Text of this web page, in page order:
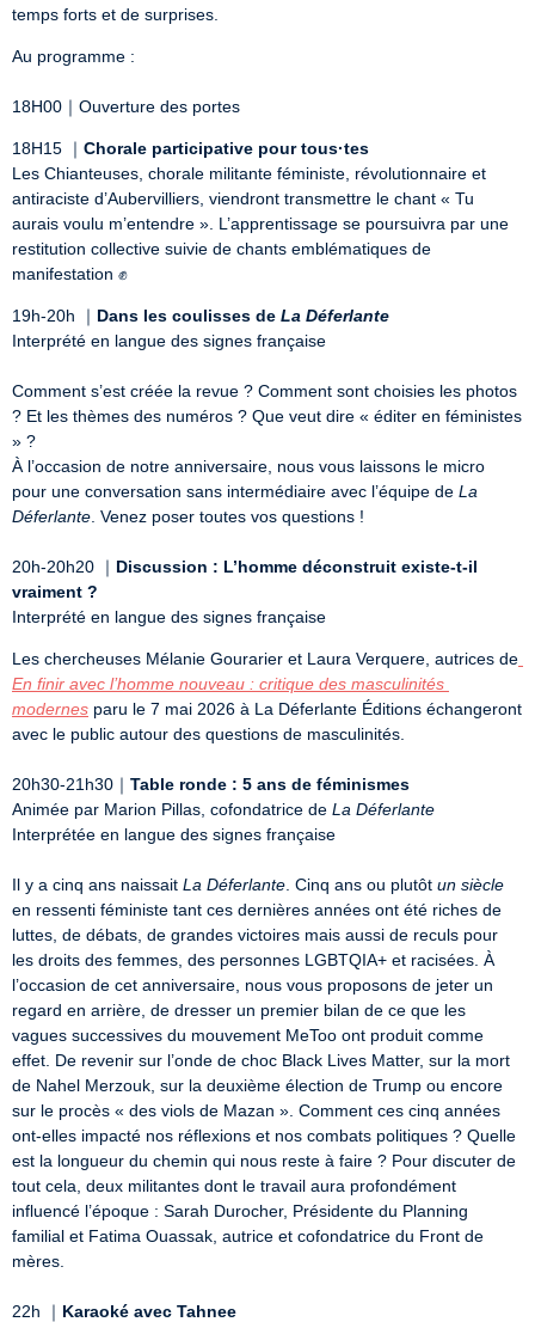
temps forts et de surprises.
Au programme :
18H00｜Ouverture des portes
18H15 ｜ Chorale participative pour tous·tes
Les Chianteuses, chorale militante féministe, révolutionnaire et
antiraciste d’Aubervilliers, viendront transmettre le chant « Tu
aurais voulu m’entendre ». L’apprentissage se poursuivra par une
restitution collective suivie de chants emblématiques de
manifestation ✊
19h-20h ｜ Dans les coulisses de La Déferlante
Interprété en langue des signes française
Comment s’est créée la revue ? Comment sont choisies les photos
? Et les thèmes des numéros ? Que veut dire « éditer en féministes
» ?
À l’occasion de notre anniversaire, nous vous laissons le micro
pour une conversation sans intermédiaire avec l’équipe de La
Déferlante . Venez poser toutes vos questions !
20h-20h20 ｜ Discussion : L’homme déconstruit existe-t-il
vraiment ?
Interprété en langue des signes française
Les chercheuses Mélanie Gourarier et Laura Verquere, autrices de
En finir avec l’homme nouveau : critique des masculinités
modernes paru le 7 mai 2026 à La Déferlante Éditions échangeront
avec le public autour des questions de masculinités.
20h30-21h30｜ Table ronde : 5 ans de féminismes
Animée par Marion Pillas, cofondatrice de La Déferlante
Interprétée en langue des signes française
Il y a cinq ans naissait La Déferlante . Cinq ans ou plutôt un siècle
en ressenti féministe tant ces dernières années ont été riches de
luttes, de débats, de grandes victoires mais aussi de reculs pour
les droits des femmes, des personnes LGBTQIA+ et racisées. À
l’occasion de cet anniversaire, nous vous proposons de jeter un
regard en arrière, de dresser un premier bilan de ce que les
vagues successives du mouvement MeToo ont produit comme
effet. De revenir sur l’onde de choc Black Lives Matter, sur la mort
de Nahel Merzouk, sur la deuxième élection de Trump ou encore
sur le procès « des viols de Mazan ». Comment ces cinq années
ont-elles impacté nos réflexions et nos combats politiques ? Quelle
est la longueur du chemin qui nous reste à faire ? Pour discuter de
tout cela, deux militantes dont le travail aura profondément
influencé l’époque : Sarah Durocher, Présidente du Planning
familial et Fatima Ouassak, autrice et cofondatrice du Front de
mères.
22h ｜ Karaoké avec Tahnee